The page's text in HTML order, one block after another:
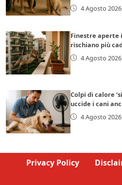
4 Agosto 2026
Finestre aperte
rischiano più
4 Agosto 2026
Colpi di calore
uccide i cani
4 Agosto 2026
Privacy Policy